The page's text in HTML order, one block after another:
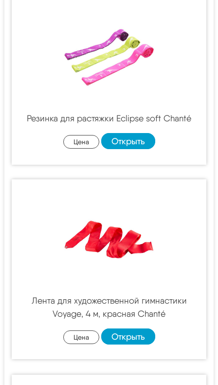
Резинка для растяжки Eclipse soft Chanté
Цена Открыть
Лента для художественной гимнастики
Voyage, 4 м, красная Chanté
Цена Открыть